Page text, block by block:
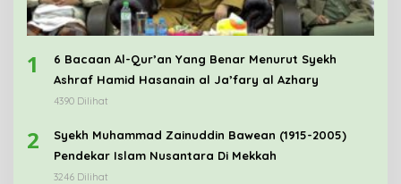
1
6 Bacaan Al-Qur’an Yang Benar Menurut Syekh
Ashraf Hamid Hasanain al Ja’fary al Azhary
4390 Dilihat
2
Syekh Muhammad Zainuddin Bawean (1915-2005)
Pendekar Islam Nusantara Di Mekkah
3246 Dilihat